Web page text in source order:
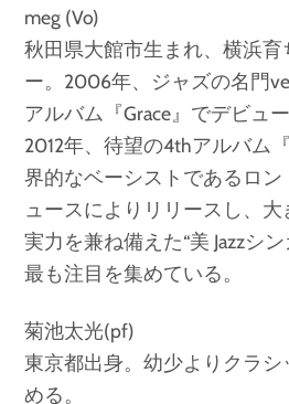
meg (Vo)
秋田県大館市生まれ、横浜
ー。2006年、ジャズの名門
アルバム『Grace』でデビュー
2012年、待望の4thアルバム
界的なベーシストであるロ
ュースによりリリースし、大
実力を兼ね備えた“美 Jazzシン
最も注目を集めている。
菊池太光(pf)
東京都出身。幼少よりクラ
める。